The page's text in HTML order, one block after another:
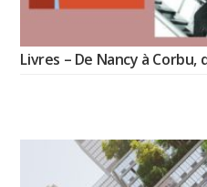
Livres – De Nancy à Corbu,